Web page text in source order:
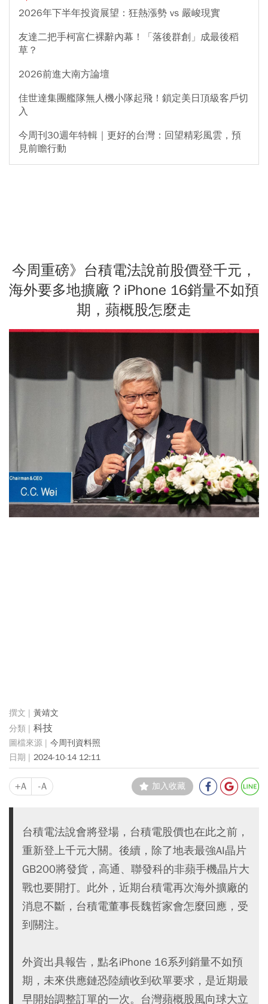
2026年下半年投資展望：狂熱漲勢 vs 嚴峻現實
友達二把手柯富仁裸辭內幕！「落後群創」成最後稻
草？
2026前進大南方論壇
佳世達集團艦隊無人機小隊起飛！鎖定美日頂級客戶切
入
今周刊30週年特輯｜更好的台灣：回望精彩風雲，預
見前瞻行動
今周重磅》台積電法說前股價登千元，
海外要多地擴廠？iPhone 16銷量不如預
期，蘋概股怎麼走
黃靖文
科技
今周刊資料照
2024-10-14 12:11
+A -A 加入收藏
台積電法說會將登場，台積電股價也在此之前，
重新登上千元大關。後續，除了地表最強AI晶片
GB200將發貨，高通、聯發科的非蘋手機晶片大
戰也要開打。此外，近期台積電再次海外擴廠的
消息不斷，台積電董事長魏哲家會怎麼回應，受
到關注。
外資出具報告，點名iPhone 16系列銷量不如預
期，未來供應鏈恐陸續收到砍單要求，是近期最
早開始調整訂單的一次。台灣蘋概股風向球大立